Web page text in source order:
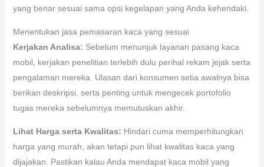
yang benar sesuai sama opsi kegelapan yang Anda kehendaki.
Menentukan jasa pemasaran kaca yang sesuai
Kerjakan Analisa: Sebelum menunjuk layanan pasang kaca
mobil, kerjakan penelitian terlebih dulu perihal rekam jejak serta
pengalaman mereka. Ulasan dari konsumen setia awalnya bisa
berikan deskripsi, serta penting untuk mengecek portofolio
tugas mereka sebelumnya memutuskan akhir.
Lihat Harga serta Kwalitas: Hindari cuma memperhitungkan
harga yang murah, akan tetapi pun lihat kwalitas kaca yang
dijajakan. Pastikan kalau Anda mendapat kaca mobil yang